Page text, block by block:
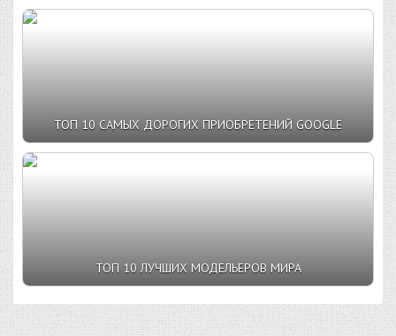
ТОП 10 САМЫХ ДОРОГИХ ПРИОБРЕТЕНИЙ GOOGLE
ТОП 10 ЛУЧШИХ МОДЕЛЬЕРОВ МИРА